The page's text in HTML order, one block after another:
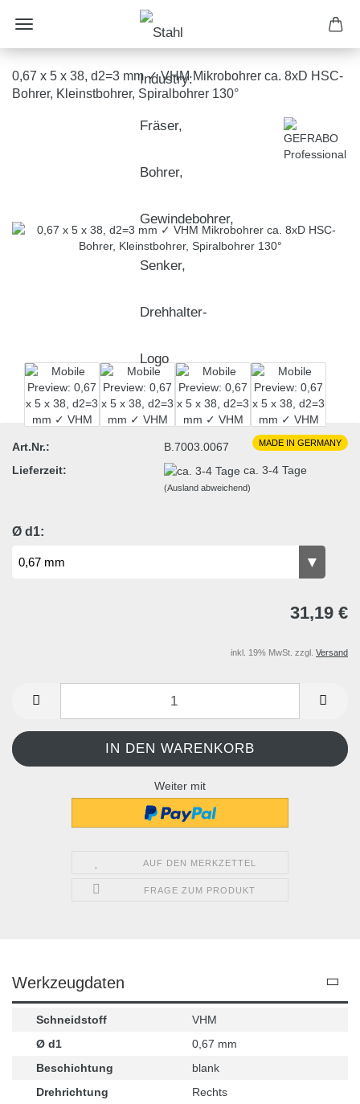
0,67 x 5 x 38, d2=3 mm ✓ VHM Mikrobohrer ca. 8xD HSC-
Bohrer, Kleinstbohrer, Spiralbohrer 130°
MADE IN GERMANY
Art.Nr.:
B.7003.0067
Lieferzeit:
ca. 3-4 Tage
(Ausland abweichend)
Ø d1:
31,19 €
inkl. 19% MwSt. zzgl. Versand
Weiter mit
AUF DEN MERKZETTEL
FRAGE ZUM PRODUKT
Werkzeugdaten
Schneidstoff
VHM
Ø d1
0,67 mm
Beschichtung
blank
Drehrichtung
Rechts